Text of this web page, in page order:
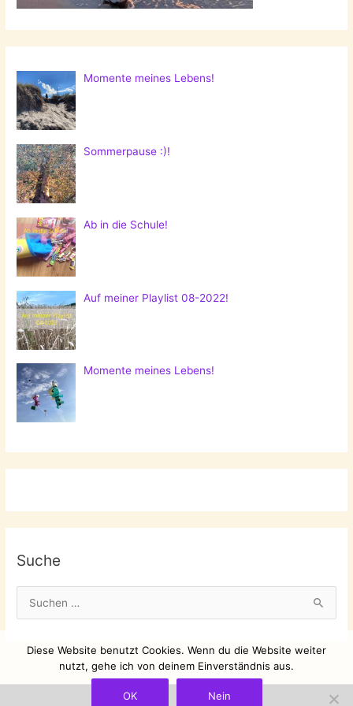
Momente meines Lebens!
Sommerpause :)!
Ab in die Schule!
Auf meiner Playlist 08-2022!
Momente meines Lebens!
Suche
u
e
Diese Website benutzt Cookies. Wenn du die Website weiter
nutzt, gehe ich von deinem Einverständnis aus.
OK Nein